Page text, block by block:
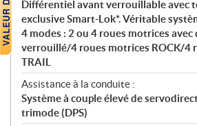
Différentiel avant verrouillable avec
exclusive Smart-Lok*. Véritable
4 modes : 2 ou 4 roues motrices
verrouillé/4 roues motrices ROCK/4
TRAIL
Assistance à la conduite :
Système à couple élevé de
trimode (DPS)